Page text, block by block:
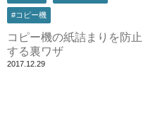
#コピー機
コピー機の紙詰まりを防止
する裏ワザ
2017.12.29